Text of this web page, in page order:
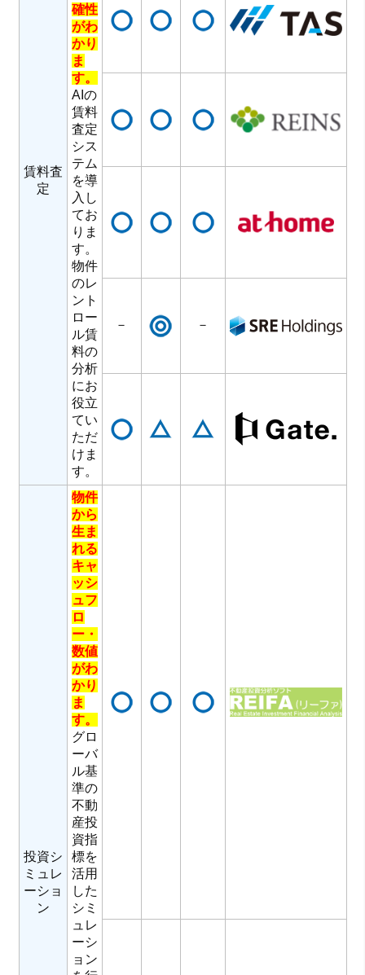
賃料査
定
確性
がわ
かり
ま
す。
AIの
賃料
査定
シス
テム
を導
入し
てお
りま
す。
物件
のレ
ント
ロー
ル賃
料の
分析
にお
役立
てい
ただ
けま
す。
－ －
投資シ
ミュレ
ーショ
ン
物件
から
生ま
れる
キャ
ッシ
ュフ
ロ
ー・
数値
がわ
かり
ま
す。
グロ
ーバ
ル基
準の
不動
産投
資指
標を
活用
した
シミ
ュレ
ーシ
ョン